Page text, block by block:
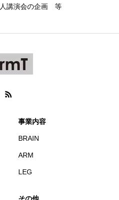
講演会の企画 等
事業内容
BRAIN
ARM
LEG